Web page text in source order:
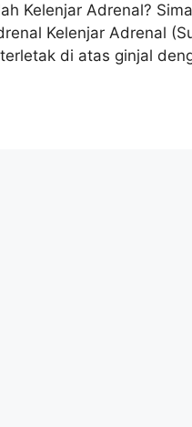
Kelenjar Adrenal?
Kelenjar Adrenal
di atas ginjal